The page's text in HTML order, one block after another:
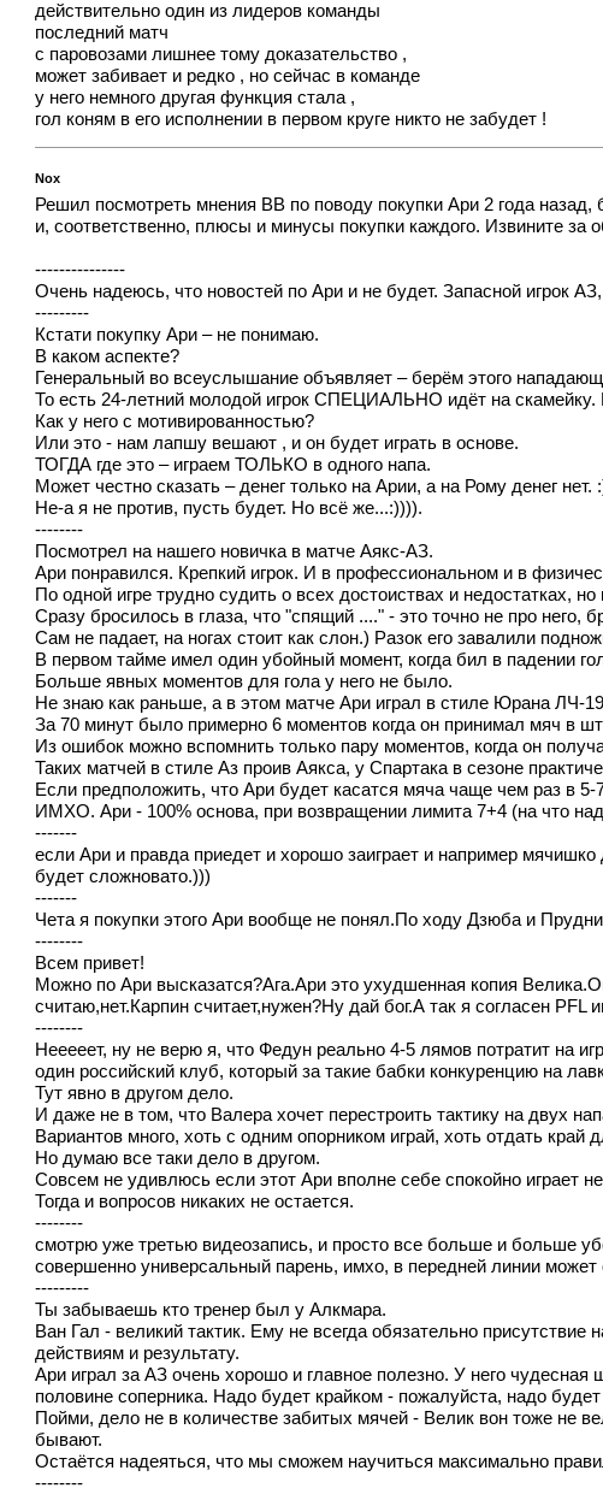
действительно один из лидеров команды
последний матч
с паровозами лишнее тому доказательство ,
может забивает и редко , но сейчас в команде
у него немного другая функция стала ,
гол коням в его исполнении в первом круге никто не забудет !
Nox
Решил посмотреть мнения ВВ по поводу покупки Ари 2 года
и, соответственно, плюсы и минусы покупки каждого. Извините
---------------
Очень надеюсь, что новостей по Ари и не будет. Запасной игрок
---------
Кстати покупку Ари – не понимаю.
В каком аспекте?
Генеральный во всеуслышание объявляет – берём этого
То есть 24-летний молодой игрок СПЕЦИАЛЬНО идёт на
Как у него с мотивированностью?
Или это - нам лапшу вешают , и он будет играть в основе.
ТОГДА где это – играем ТОЛЬКО в одного напа.
Может честно сказать – денег только на Арии, а на Рому денег нет.
Не-а я не против, пусть будет. Но всё же...:)))).
--------
Посмотрел на нашего новичка в матче Аякс-АЗ.
Ари понравился. Крепкий игрок. И в профессиональном и в
По одной игре трудно судить о всех достоиствах и недостатках,
Сразу бросилось в глаза, что "спящий ...." - это точно не про него,
Сам не падает, на ногах стоит как слон.) Разок его завалили
В первом тайме имел один убойный момент, когда бил в падении
Больше явных моментов для гола у него не было.
Не знаю как раньше, а в этом матче Ари играл в стиле Юрана ЛЧ-
За 70 минут было примерно 6 моментов когда он принимал мяч в
Из ошибок можно вспомнить только пару моментов, когда он
Таких матчей в стиле Аз проив Аякса, у Спартака в сезоне
Если предположить, что Ари будет касатся мяча чаще чем раз в 5-
ИМХО. Ари - 100% основа, при возвращении лимита 7+4 (на что
-------
если Ари и правда приедет и хорошо заиграет и например
будет сложновато.)))
-------
Чета я покупки этого Ари вообще не понял.По ходу Дзюба и
--------
Всем привет!
Можно по Ари высказатся?Ага.Ари это ухудшенная копия
считаю,нет.Карпин считает,нужен?Ну дай бог.А так я согласен PFL
--------
Нееееет, ну не верю я, что Федун реально 4-5 лямов потратит на
один российский клуб, который за такие бабки конкуренцию на
Тут явно в другом дело.
И даже не в том, что Валера хочет перестроить тактику на двух
Вариантов много, хоть с одним опорником играй, хоть отдать край
Но думаю все таки дело в другом.
Совсем не удивлюсь если этот Ари вполне себе спокойно играет
Тогда и вопросов никаких не остается.
--------
смотрю уже третью видеозапись, и просто все больше и
совершенно универсальный парень, имхо, в передней линии
---------
Ты забываешь кто тренер был у Алкмара.
Ван Гал - великий тактик. Ему не всегда обязательно
действиям и результату.
Ари играл за АЗ очень хорошо и главное полезно. У него
половине соперника. Надо будет крайком - пожалуйста, надо
Пойми, дело не в количестве забитых мячей - Велик вон тоже не
бывают.
Остаётся надеяться, что мы сможем научиться максимально
--------